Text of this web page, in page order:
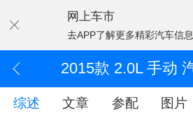
网上车市
去APP了解更多精彩汽车信息
综述 文章 参配 图片